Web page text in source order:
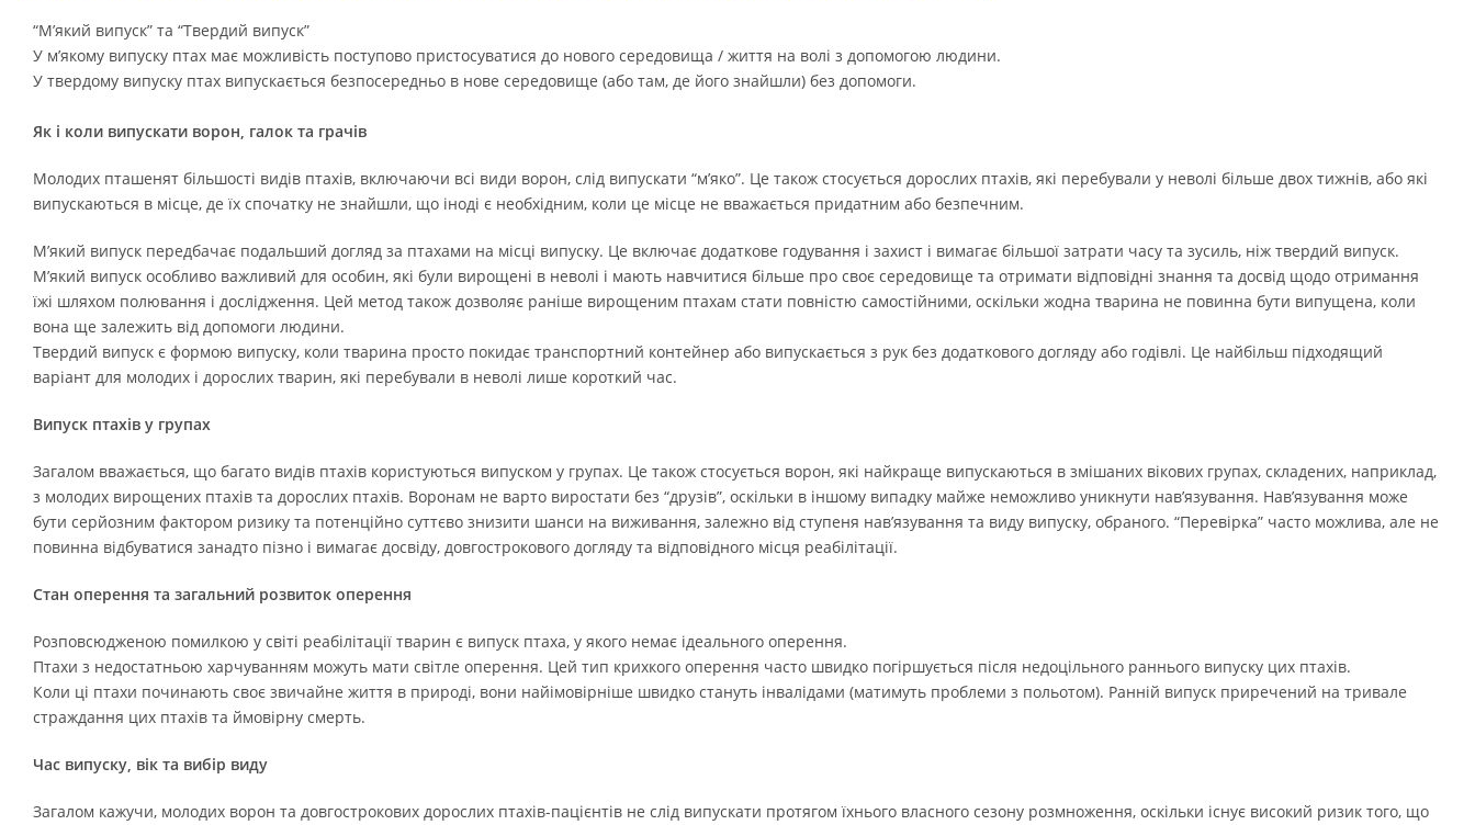
“М’який випуск” та “Твердий випуск”
У м’якому випуску птах має можливість поступово пристосуватися до нового середовища / життя на волі з допомогою людини.
У твердому випуску птах випускається безпосередньо в нове середовище (або там, де його знайшли) без допомоги.
Як і коли випускати ворон, галок та грачів
Молодих пташенят більшості видів птахів, включаючи всі види ворон, слід випускати “м’яко”. Це також стосується дорослих птахів, які перебували у неволі більше двох тижнів, або які
випускаються в місце, де їх спочатку не знайшли, що іноді є необхідним, коли це місце не вважається придатним або безпечним.
М’який випуск передбачає подальший догляд за птахами на місці випуску. Це включає додаткове годування і захист і вимагає більшої затрати часу та зусиль, ніж твердий випуск.
М’який випуск особливо важливий для особин, які були вирощені в неволі і мають навчитися більше про своє середовище та отримати відповідні знання та досвід щодо отримання
їжі шляхом полювання і дослідження. Цей метод також дозволяє раніше вирощеним птахам стати повністю самостійними, оскільки жодна тварина не повинна бути випущена, коли
вона ще залежить від допомоги людини.
Твердий випуск є формою випуску, коли тварина просто покидає транспортний контейнер або випускається з рук без додаткового догляду або годівлі. Це найбільш підходящий
варіант для молодих і дорослих тварин, які перебували в неволі лише короткий час.
Випуск птахів у групах
Загалом вважається, що багато видів птахів користуються випуском у групах. Це також стосується ворон, які найкраще випускаються в змішаних вікових групах, складених, наприклад,
з молодих вирощених птахів та дорослих птахів. Воронам не варто виростати без “друзів”, оскільки в іншому випадку майже неможливо уникнути нав’язування. Нав’язування може
бути серйозним фактором ризику та потенційно суттєво знизити шанси на виживання, залежно від ступеня нав’язування та виду випуску, обраного. “Перевірка” часто можлива, але не
повинна відбуватися занадто пізно і вимагає досвіду, довгострокового догляду та відповідного місця реабілітації.
Стан оперення та загальний розвиток оперення
Розповсюдженою помилкою у світі реабілітації тварин є випуск птаха, у якого немає ідеального оперення.
Птахи з недостатньою харчуванням можуть мати світле оперення. Цей тип крихкого оперення часто швидко погіршується після недоцільного раннього випуску цих птахів.
Коли ці птахи починають своє звичайне життя в природі, вони найімовірніше швидко стануть інвалідами (матимуть проблеми з польотом). Ранній випуск приречений на тривале
страждання цих птахів та ймовірну смерть.
Час випуску, вік та вибір виду
Загалом кажучи, молодих ворон та довгострокових дорослих птахів-пацієнтів не слід випускати протягом їхнього власного сезону розмноження, оскільки існує високий ризик того, що